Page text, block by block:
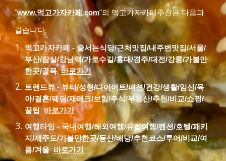
"www.먹고가자카페.com"의먹고가자카페추천은 다음과
같습니다.
먹고가자카페 - 줄서는식당/근처맛집/내주변맛집/서울/
부산/잠실/강남역/가로수길/홍대/경주/대전/강릉/가볼만
한곳/골목 바로가기
트렌드뷰 - 뷰티/성형/다이어트/패션/건강/생활/임신/육
아/결혼/웨딩/재테크/보험/주식/부동산/추천/비교/쇼핑/
꿀팁
바로가기
여행타임 - 국내여행/해외여행/유럽여행/펜션/호텔/패키
지/제주도/가볼만한곳/등산/배낭/추천코스/투어/비교/여
름/겨울 바로가기